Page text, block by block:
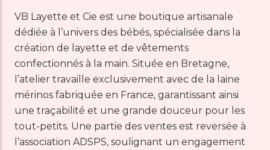
VB Layette et Cie est une boutique artisanale
dédiée à l’univers des bébés, spécialisée dans la
création de layette et de vêtements
confectionnés à la main. Située en Bretagne,
l’atelier travaille exclusivement avec de la laine
mérinos fabriquée en France, garantissant ainsi
une traçabilité et une grande douceur pour les
tout-petits. Une partie des ventes est reversée à
l’association ADSPS, soulignant un engagement